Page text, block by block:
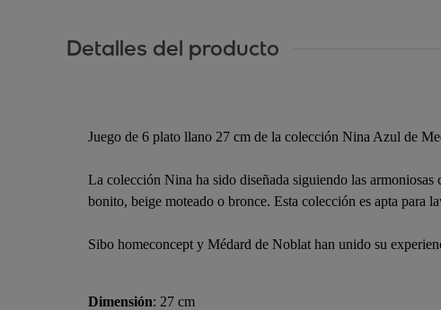
Detalles del producto
Juego de 6 plato llano 27 cm de la colección Nina Azul de
La colección Nina ha sido diseñada siguiendo las
bonito, beige moteado o bronce. Esta colección es apta para
Sibo homeconcept y Médard de Noblat han unido su
Dimensión: 27 cm